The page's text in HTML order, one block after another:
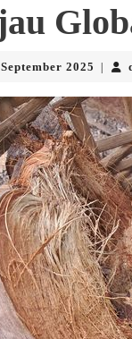
2025 12
2025